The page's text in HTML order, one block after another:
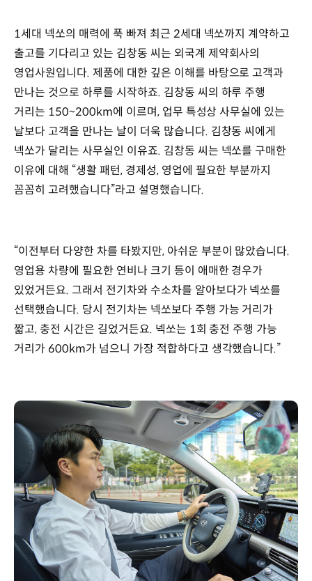
1세대 넥쏘의 매력에 푹 빠져 최근 2세대 넥쏘까지 계약하고
출고를 기다리고 있는 김창동 씨는 외국계 제약회사의
영업사원입니다. 제품에 대한 깊은 이해를 바탕으로 고객과
만나는 것으로 하루를 시작하죠. 김창동 씨의 하루 주행
거리는 150~200km에 이르며, 업무 특성상 사무실에 있는
날보다 고객을 만나는 날이 더욱 많습니다. 김창동 씨에게
넥쏘가 달리는 사무실인 이유죠. 김창동 씨는 넥쏘를 구매한
이유에 대해 “생활 패턴, 경제성, 영업에 필요한 부분까지
꼼꼼히 고려했습니다”라고 설명했습니다.
“이전부터 다양한 차를 타봤지만, 아쉬운 부분이 많았습니다.
영업용 차량에 필요한 연비나 크기 등이 애매한 경우가
있었거든요. 그래서 전기차와 수소차를 알아보다가 넥쏘를
선택했습니다. 당시 전기차는 넥쏘보다 주행 가능 거리가
짧고, 충전 시간은 길었거든요. 넥쏘는 1회 충전 주행 가능
거리가 600km가 넘으니 가장 적합하다고 생각했습니다.”